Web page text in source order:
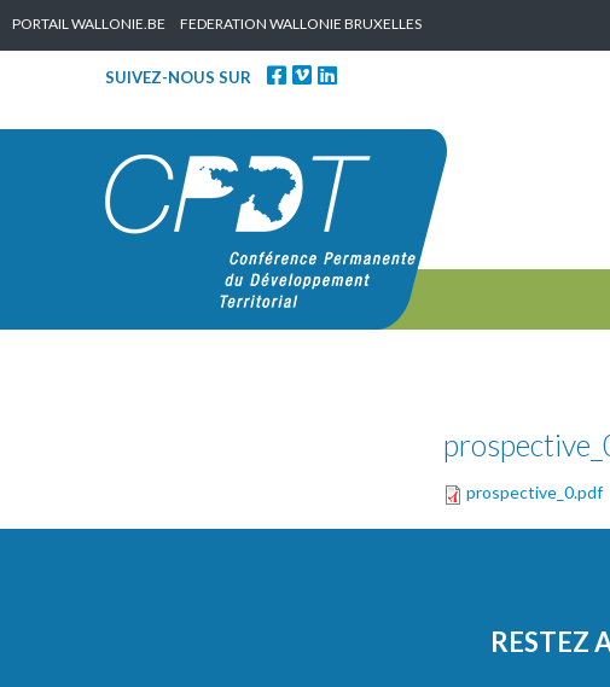
PORTAIL WALLONIE.BE FEDERATION WALLONIE BRUXELLES
SUIVEZ-NOUS SUR
prospective_0.pdf
RESTEZ